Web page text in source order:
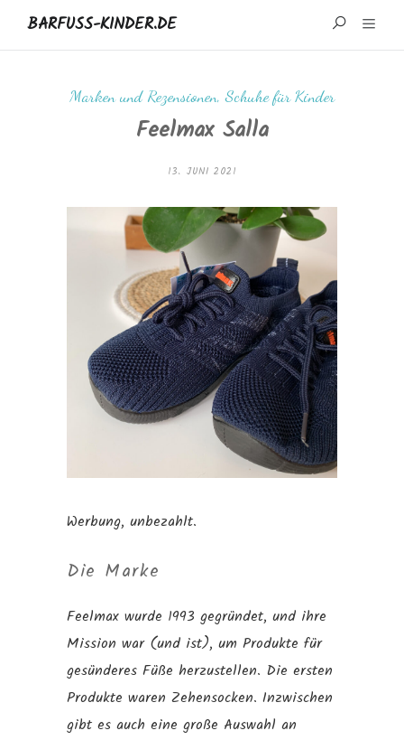
BARFUSS-KINDER.DE
START
WISSENSWERTES
MARKEN UND REZENSIONEN
ÜBER MICH
IMPRESSUM
Marken und Rezensionen,Schuhe für Kinder
Feelmax Salla
13. JUNI 2021
Werbung, unbezahlt.
Die Marke
Feelmax wurde 1993 gegründet, und ihre
Mission war (und ist), um Produkte für
gesünderes Füße herzustellen. Die ersten
Produkte waren Zehensocken. Inzwischen
gibt es auch eine große Auswahl an